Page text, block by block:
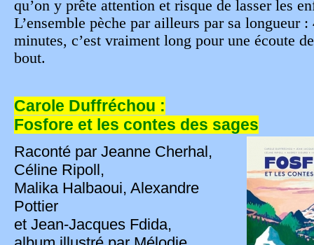
qu’on y prête attention et risque de lasser les
L’ensemble pèche par ailleurs par sa longueur :
minutes, c’est vraiment long pour une écoute
bout.
Carole Duffréchou :
Fosfore et les contes des sages
Raconté par Jeanne Cherhal,
Céline Ripoll,
Malika Halbaoui, Alexandre
Pottier
et Jean-Jacques Fdida,